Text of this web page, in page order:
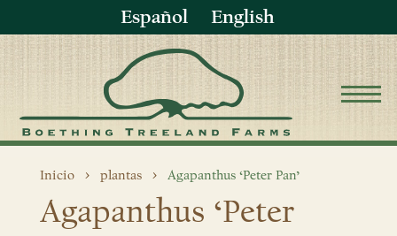
Español English
Inicio plantas Agapanthus ‘Peter Pan’
Agapanthus ‘Peter